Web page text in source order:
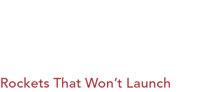
Rockets That Won’t Launch